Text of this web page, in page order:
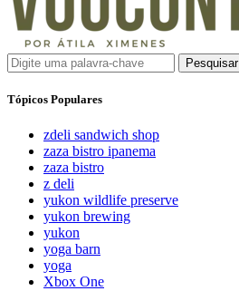
Pesquisar
Tópicos Populares
zdeli sandwich shop
zaza bistro ipanema
zaza bistro
z deli
yukon wildlife preserve
yukon brewing
yukon
yoga barn
yoga
Xbox One